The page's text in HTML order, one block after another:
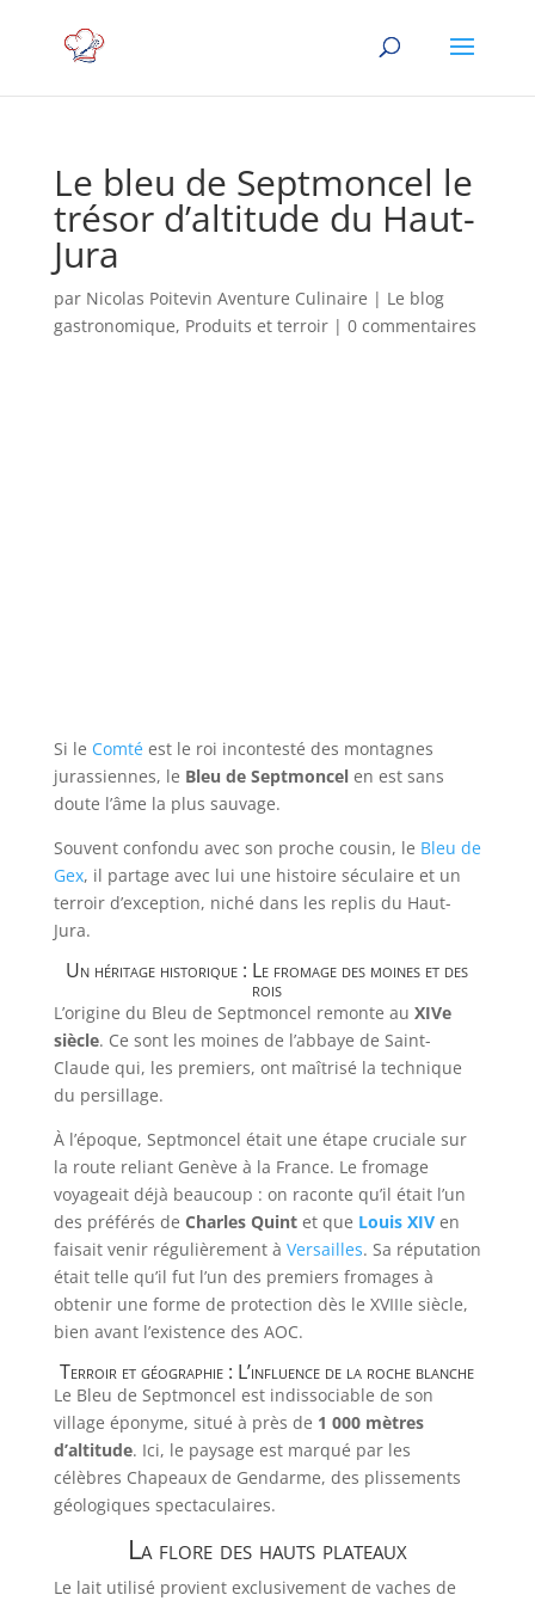
Le bleu de Septmoncel le
trésor d’altitude du Haut-
Jura
par Nicolas Poitevin Aventure Culinaire | Le blog
gastronomique, Produits et terroir| 0 commentaires
Si le Comtéest le roi incontesté des montagnes
jurassiennes, le Bleu de Septmoncelen est sans
doute l’âme la plus sauvage.
Souvent confondu avec son proche cousin, le Bleu de
Gex, il partage avec lui une histoire séculaire et un
terroir d’exception, niché dans les replis du Haut-
Jura.
Un héritage historique : Le fromage des moines et des
rois
L’origine du Bleu de Septmoncel remonte au XIVe
siècle. Ce sont les moines de l’abbaye de Saint-
Claude qui, les premiers, ont maîtrisé la technique
du persillage.
À l’époque, Septmoncel était une étape cruciale sur
la route reliant Genève à la France. Le fromage
voyageait déjà beaucoup : on raconte qu’il était l’un
des préférés de Charles Quintet que Louis XIVen
faisait venir régulièrement à Versailles. Sa réputation
était telle qu’il fut l’un des premiers fromages à
obtenir une forme de protection dès le XVIIIe siècle,
bien avant l’existence des AOC.
Terroir et géographie : L’influence de la roche blanche
Le Bleu de Septmoncel est indissociable de son
village éponyme, situé à près de 1 000 mètres
d’altitude. Ici, le paysage est marqué par les
célèbres Chapeaux de Gendarme, des plissements
géologiques spectaculaires.
La flore des hauts plateaux
Le lait utilisé provient exclusivement de vaches de